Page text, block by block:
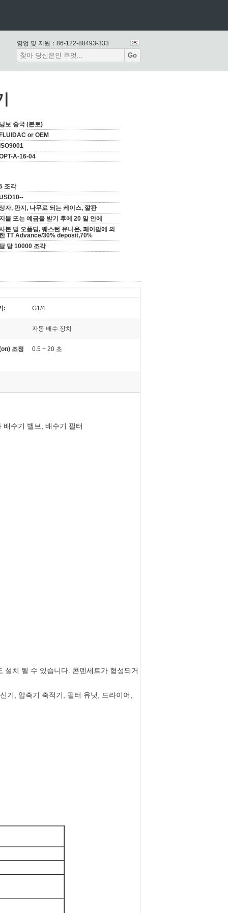
영업 및 지원： 86-122-88493-333
Go
보 중국 (본토)
or OEM
A-16-04
조각
자, 판지, 나무로 되는 케이스, 깔판
불 또는 예금을 받기 후에 20 일 안에
본 빌 오플딩, 웨스턴 유니온, 페이팔에 의
TT Advance/30% deposit,70%
당 10000 조각
: G1/4
자동 배수 장치
조정 0.5 ~ 20 초
수기 밸브, 배수기 필터
치 될 수 있습니다. 콘덴세트가 형성되거
기, 압축기 축적기, 필터 유닛, 드라이어,